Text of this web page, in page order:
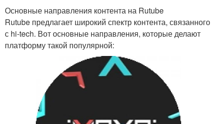
Основные направления контента на Rutube
Rutube предлагает широкий спектр контента, связанного
с hi-tech. Вот основные направления, которые делают
платформу такой популярной: